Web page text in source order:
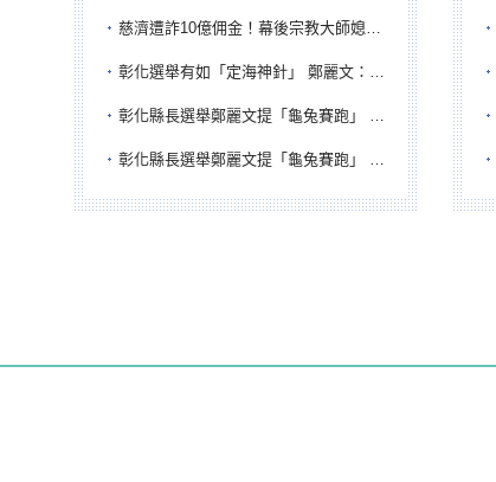
慈濟遭詐10億佣金！幕後宗教大師媳婦獲100萬交保...快步奔離不發一語
彰化選舉有如「定海神針」 鄭麗文：傾全黨之力讓彰化贏
彰化縣長選舉鄭麗文提「龜兔賽跑」 綠營、無黨籍忙否認是烏龜
彰化縣長選舉鄭麗文提「龜兔賽跑」 綠營、無黨籍忙否認是烏龜